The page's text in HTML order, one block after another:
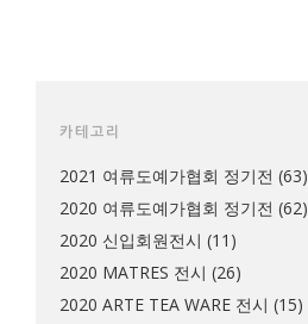
카테고리
2021 여류도예가협회 정기전 (63)
2020 여류도예가협회 정기전 (62)
2020 신입회원전시 (11)
2020 MATRES 전시 (26)
2020 ARTE TEA WARE 전시 (15)